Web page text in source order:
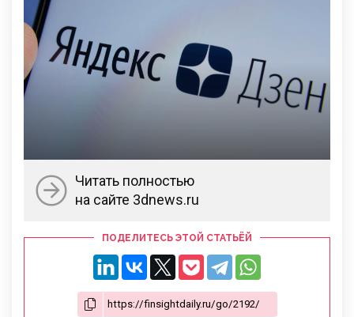
Читать полностью
на сайте 3dnews.ru
ПОДЕЛИТЕСЬ ЭТОЙ СТАТЬЁЙ